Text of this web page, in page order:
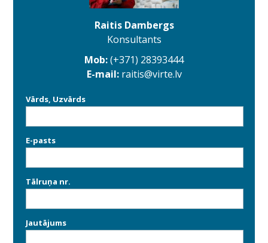
Raitis Dambergs
Konsultants
Mob:(+371) 28393444
E-mail: raitis@virte.lv
Vārds, Uzvārds
E-pasts
Tālruņa nr.
Jautājums